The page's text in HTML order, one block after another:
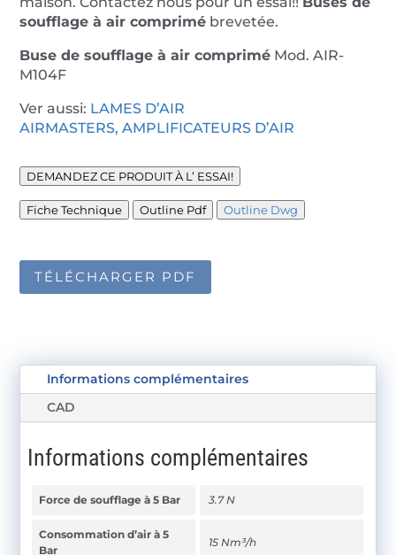
soufflage à air comprimé brevetée.
Buse de soufflage à air comprimé Mod. AIR-
M104F
Ver aussi: LAMES D’AIR
AIRMASTERS, AMPLIFICATEURS D’AIR
DEMANDEZ CE PRODUIT À L’ ESSAI!
Fiche Technique Outline Pdf Outline Dwg
TÉLÉCHARGER PDF
Informations complémentaires
CAD
Informations complémentaires
Force de soufflage à 5 Bar 3.7 N
Consommation d’air à 5
Bar
15 Nm³/h